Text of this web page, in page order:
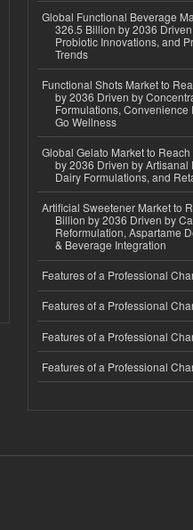
Global Functional Beverage
326.5 Billion by 2036
Probiotic Innovations, and
Trends
Functional Shots Market to
by 2036 Driven by
Formulations, Convenience
Go Wellness
Global Gelato Market to
by 2036 Driven by Artisanal
Dairy Formulations, and
Artificial Sweetener Market to
Billion by 2036 Driven by
Reformulation, Aspartame
& Beverage Integration
Features of a Professional
Features of a Professional
Features of a Professional
Features of a Professional